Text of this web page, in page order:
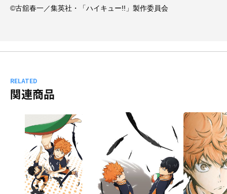
©古舘春一／集英社・「ハイキュー!!」製作委員会
RELATED
関連商品